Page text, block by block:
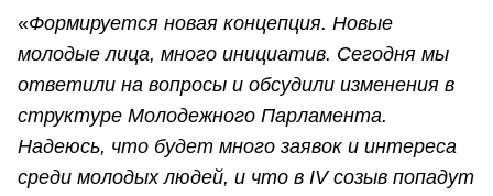
«Формируется новая концепция. Новые
молодые лица, много инициатив. Сегодня мы
ответили на вопросы и обсудили изменения в
структуре Молодежного Парламента.
Надеюсь, что будет много заявок и интереса
среди молодых людей, и что в IV созыв попадут